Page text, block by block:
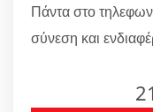
Πάντα στο
σύνεση και